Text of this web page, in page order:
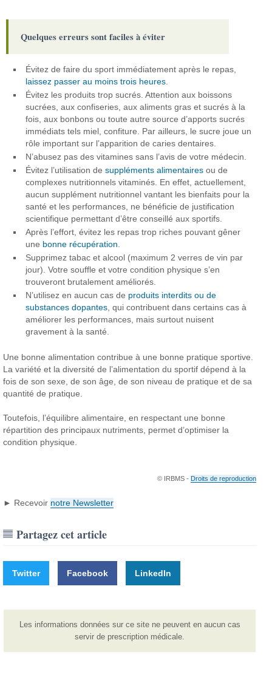
Quelques erreurs sont faciles à éviter
Évitez de faire du sport immédiatement après le repas,
laissez passer au moins trois heures
Évitez les produits trop sucrés. Attention aux boissons
sucrées, aux confiseries, aux aliments gras et sucrés à la
fois, aux bonbons ou toute autre source d’apports sucrés
immédiats tels miel, confiture. Par ailleurs, le sucre joue un
rôle important sur l’apparition de caries dentaires.
N’abusez pas des vitamines sans l’avis de votre médecin.
Évitez l’utilisation desuppléments alimentaires ou de
complexes nutritionnels vitaminés. En effet, actuellement,
aucun supplément nutritionnel vantant les bienfaits pour la
santé et les performances, ne bénéficie de justification
scientifique permettant d’être conseillé aux sportifs.
Après l’effort, évitez les repas trop riches pouvant gêner
une bonne récupération
Supprimez tabac et alcool (maximum 2 verres de vin par
jour). Votre souffle et votre condition physique s’en
trouveront brutalement améliorés.
N’utilisez en aucun cas de produits interdits ou de
substances dopantes , qui contribuent dans certains cas à
améliorer les performances, mais surtout nuisent
gravement à la santé.
Une bonne alimentation contribue à une bonne pratique sportive.
La variété et la diversité de l’alimentation du sportif dépend à la
fois de son sexe, de son âge, de son niveau de pratique et de sa
quantité de pratique.
Toutefois, l’équilibre alimentaire, en respectant une bonne
répartition des principaux nutriments, permet d’optimiser la
condition physique.
© IRBMS - Droits de reproduction
► Recevoir notre Newsletter
Partagez cet article
Twitter Facebook LinkedIn
Les informations données sur ce site ne peuvent en aucun cas
servir de prescription médicale.